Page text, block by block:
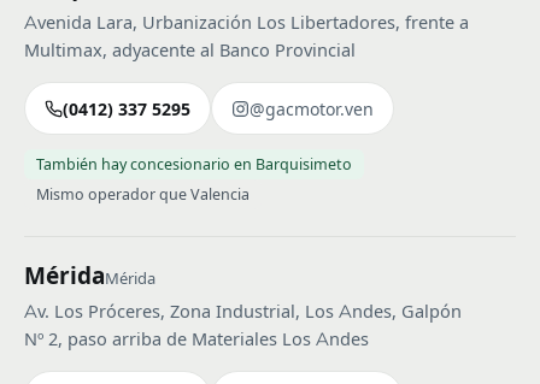
Avenida Lara, Urbanización Los Libertadores, frente a
Multimax, adyacente al Banco Provincial
(0412) 337 5295 @gacmotor.ven
También hay concesionario en Barquisimeto
Mismo operador que Valencia
MéridaMérida
Av. Los Próceres, Zona Industrial, Los Andes, Galpón
Nº 2, paso arriba de Materiales Los Andes